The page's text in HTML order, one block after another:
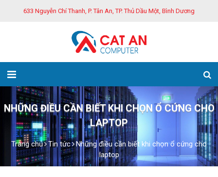
633 Nguyễn Chí Thanh, P. Tân An, TP. Thủ Dầu Một, Bình Dương
NHỮNG ĐIỀU CẦN BIẾT KHI CHỌN Ổ CỨNG CHO
LAPTOP
Trang chủ Tin tức
Những điều cần biết khi chọn ổ cứng cho
laptop